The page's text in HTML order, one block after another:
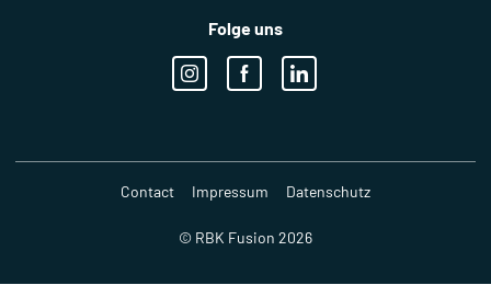
Folge uns
Contact Impressum Datenschutz
© RBK Fusion 2026